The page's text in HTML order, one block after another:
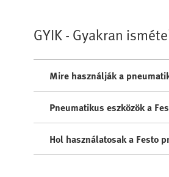
GYIK - Gyakran
Mire használják a
Pneumatikus eszközök a
Hol használatosak a Festo